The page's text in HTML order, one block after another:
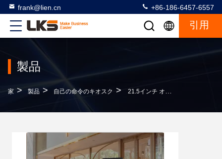
frank@lien.cn +86-186-6457-6557
引用
製品
家 > 製品 > 自己の命令のキオスク > 21.5インチ オールインワン POS 端末 タッチプリンタとスキャナー